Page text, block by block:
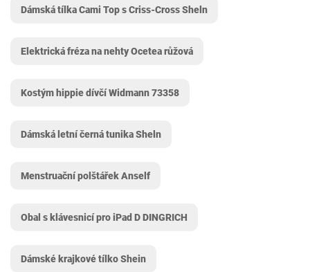
Dámská tílka Cami Top s Criss-Cross Sheln
Elektrická fréza na nehty Ocetea růžová
Kostým hippie dívčí Widmann 73358
Dámská letní černá tunika Sheln
Menstruační polštářek Anself
Obal s klávesnicí pro iPad D DINGRICH
Dámské krajkové tílko Shein